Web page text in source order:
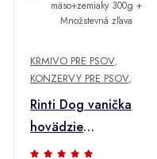
KRMIVO PRE PSOV,
KONZERVY PRE PSOV,
Rinti Dog vanička
hovädzie
mäso+zemiaky 300g +